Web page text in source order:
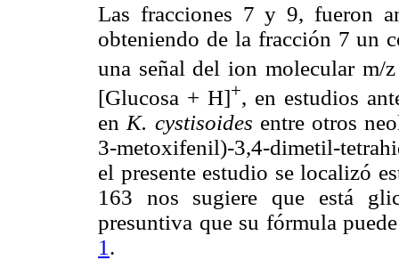
Las fracciones 7 y 9, fueron
obteniendo de la fracción 7 un
una señal del ion molecular m/
[Glucosa + H]+, en estudios
en K. cystisoides entre otros
3-metoxifenil)-3,4-dimetil-
el presente estudio se localizó
163 nos sugiere que está
presuntiva que su fórmula
1 .